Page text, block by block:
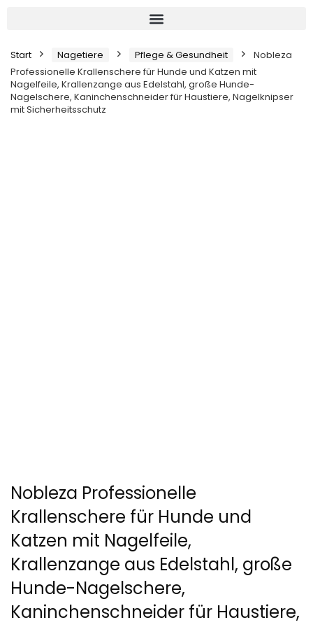
Start Nagetiere Pflege & Gesundheit
Nobleza
Professionelle Krallenschere für Hunde und Katzen mit
Nagelfeile, Krallenzange aus Edelstahl, große Hunde-
Nagelschere, Kaninchenschneider für Haustiere, Nagelknipser
mit Sicherheitsschutz
Nobleza Professionelle
Krallenschere für Hunde und
Katzen mit Nagelfeile,
Krallenzange aus Edelstahl, große
Hunde-Nagelschere,
Kaninchenschneider für Haustiere,